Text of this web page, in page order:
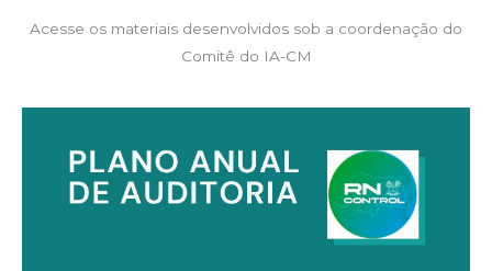
Acesse os materiais desenvolvidos sob a coordenação do
Comitê do IA-CM